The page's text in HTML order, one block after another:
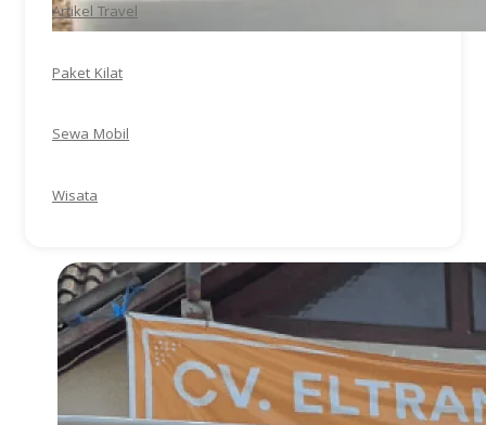
Artikel Travel
Paket Kilat
Sewa Mobil
Wisata